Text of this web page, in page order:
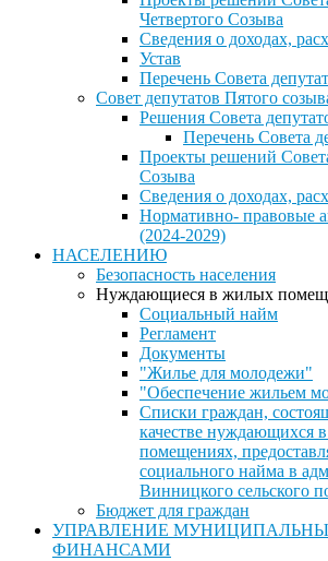
Четвертого Созыва
Сведения о доходах,
Устав
Перечень Совета
Совет депутатов Пятого
Решения Совета
Перечень Совета
Проекты решений
Созыва
Сведения о доходах,
Нормативно- правовые
(2024-2029)
НАСЕЛЕНИЮ
Безопасность населения
Нуждающиеся в жилых
Социальный найм
Регламент
Документы
"Жилье для молодежи"
"Обеспечение жильем
Списки граждан,
качестве нуждающихся
помещениях,
социального найма в
Винницкого сельского
Бюджет для граждан
УПРАВЛЕНИЕ
ФИНАНСАМИ